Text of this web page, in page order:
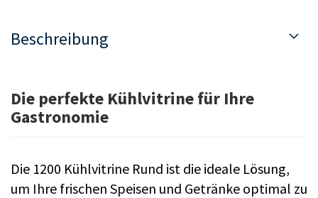
Beschreibung
Die perfekte Kühlvitrine für Ihre
Gastronomie
Die 1200 Kühlvitrine Rund ist die ideale Lösung,
um Ihre frischen Speisen und Getränke optimal zu